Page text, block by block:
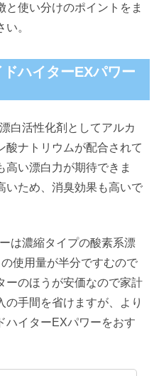
使い分けのポイントをま
。
ハイターEXパワー
白活性化剤としてアルカ
酸ナトリウムが配合されて
高い漂白力が期待できま
いため、消臭効果も高いで
は濃縮タイプの酸素系漂
使用量が半分ですむので
ーのほうが安価なので家計
の手間を省けますが、より
ハイターEXパワーをおす